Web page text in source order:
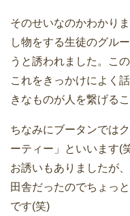
そのせいなのかわかり
し物をする生徒のグル
うと誘われました。こ
これをきっかけによく
きなものが人を繋げる
ちなみにブータンでは
ーティー」といいます(
お誘いもありましたが
田舎だったのでちょっ
です(笑)